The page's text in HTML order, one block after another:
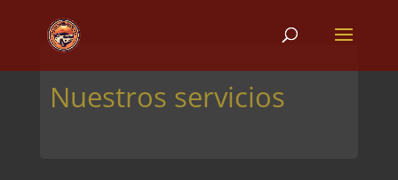
Nuestros servicios